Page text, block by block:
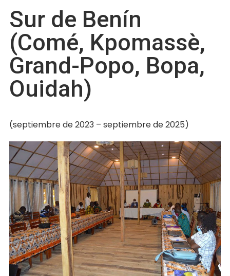
Sur de Benín
(Comé, Kpomassè,
Grand-Popo, Bopa,
Ouidah)
(septiembre de 2023 – septiembre de 2025)